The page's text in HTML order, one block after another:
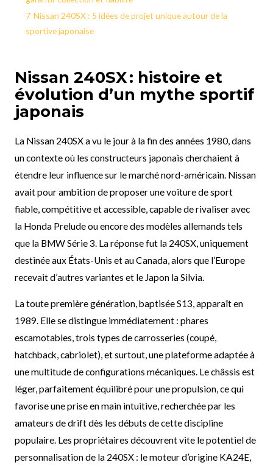
7 Nissan 240SX : 5 idées de projet unique autour de la
sportive japonaise
Nissan 240SX : histoire et
évolution d’un mythe sportif
japonais
La Nissan 240SX a vu le jour à la fin des années 1980, dans
un contexte où les constructeurs japonais cherchaient à
étendre leur influence sur le marché nord-américain. Nissan
avait pour ambition de proposer une voiture de sport
fiable, compétitive et accessible, capable de rivaliser avec
la Honda Prelude ou encore des modèles allemands tels
que la BMW Série 3. La réponse fut la 240SX, uniquement
destinée aux États-Unis et au Canada, alors que l’Europe
recevait d’autres variantes et le Japon la Silvia.
La toute première génération, baptisée S13, apparaît en
1989. Elle se distingue immédiatement : phares
escamotables, trois types de carrosseries (coupé,
hatchback, cabriolet), et surtout, une plateforme adaptée à
une multitude de configurations mécaniques. Le châssis est
léger, parfaitement équilibré pour une propulsion, ce qui
favorise une prise en main intuitive, recherchée par les
amateurs de drift dès les débuts de cette discipline
populaire. Les propriétaires découvrent vite le potentiel de
personnalisation de la 240SX : le moteur d’origine KA24E,